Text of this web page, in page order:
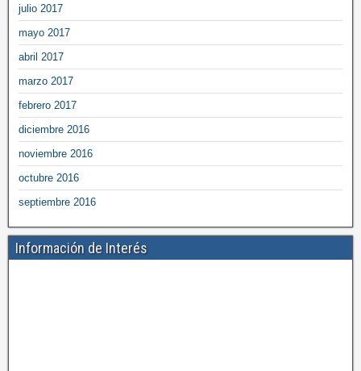
julio 2017
mayo 2017
abril 2017
marzo 2017
febrero 2017
diciembre 2016
noviembre 2016
octubre 2016
septiembre 2016
Información de Interés